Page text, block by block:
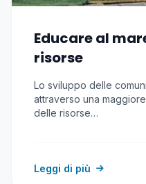
Educare al
risorse
Lo sviluppo delle
attraverso una
delle risorse…
Leggi di più